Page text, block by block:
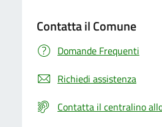
Contatta il Comune
Domande Frequenti
Richiedi assistenza
Contatta il centralino